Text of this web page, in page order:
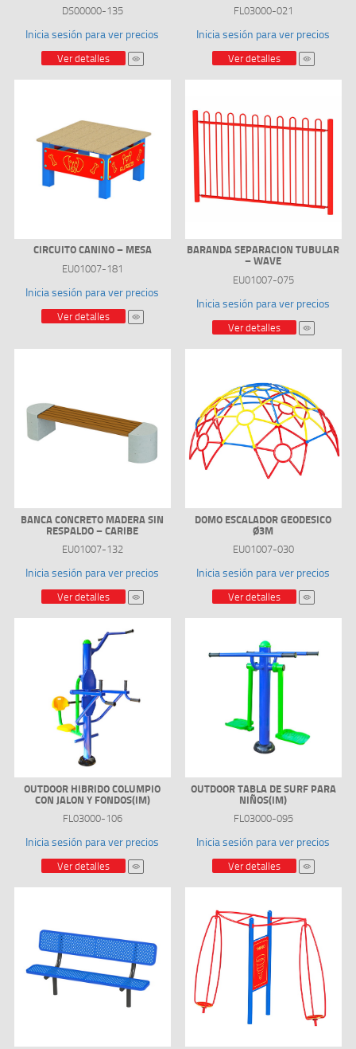
DS00000-135
Inicia sesión para ver precios
Ver detalles
FL03000-021
Inicia sesión para ver precios
Ver detalles
CIRCUITO CANINO – MESA
EU01007-181
Inicia sesión para ver precios
Ver detalles
BARANDA SEPARACION TUBULAR
– WAVE
EU01007-075
Inicia sesión para ver precios
Ver detalles
BANCA CONCRETO MADERA SIN
RESPALDO – CARIBE
EU01007-132
Inicia sesión para ver precios
Ver detalles
DOMO ESCALADOR GEODESICO
Ø3M
EU01007-030
Inicia sesión para ver precios
Ver detalles
OUTDOOR HIBRIDO COLUMPIO
CON JALON Y FONDOS(IM)
FL03000-106
Inicia sesión para ver precios
Ver detalles
OUTDOOR TABLA DE SURF PARA
NIÑOS(IM)
FL03000-095
Inicia sesión para ver precios
Ver detalles